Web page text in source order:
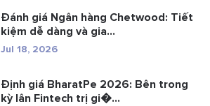
Đánh giá Ngân hàng Chetwood: Tiết
kiệm dễ dàng và gia...
Jul 18, 2026
Định giá BharatPe 2026: Bên trong
kỳ lân Fintech trị gi�...